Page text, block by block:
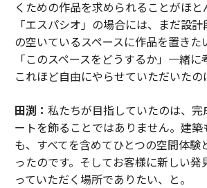
くための作品を求められることがほと
「エスパシオ」の場合には、まだ設
の空いているスペースに作品を置きた
「このスペースをどうするか」一緒
これほど自由にやらせていただいたの
田渕： 私たちが目指していたのは、
ートを飾ることではありません。建築
も、すべてを含めてひとつの空間体験
ったのです。そしてお客様に新しい発
っていただく場所でありたい、と。